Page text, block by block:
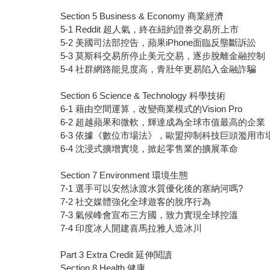
Section 5 Business & Economy 商業經濟
5-1 Reddit 超人氣，終在紐約證券交易所上市
5-2 美國司法部控告，蘋果iPhone面臨反壟斷訴訟
5-3 莫斯科交易所停止美元交易，逐步脫離金融控制
5-4 社群網路能見度高，青壯年更易陷入金融詐騙
Section 6 Science & Technology 科學技術
6-1 藉由空間運算，改變商業模式的Vision Pro
6-2 超越蘋果和微軟，輝達成為全球市值最高的企業
6-3 依據《數位市場法》，歐盟抑制科技巨頭濫用市
6-4 沈浸式擴增實境，掀起零售業的擴展革命
Section 7 Environment 環境生態
7-1 選手可以安然泳渡水質優化後的塞納河嗎?
7-2 社交媒體強化全球遊客的脫序行為
7-3 氣候峰會宣布三方國，致力實現全球控溫
7-4 印度冰人開建喜馬拉雅人造冰川
Part 3 Extra Credit 延伸閱讀
Section 8 Health 健康